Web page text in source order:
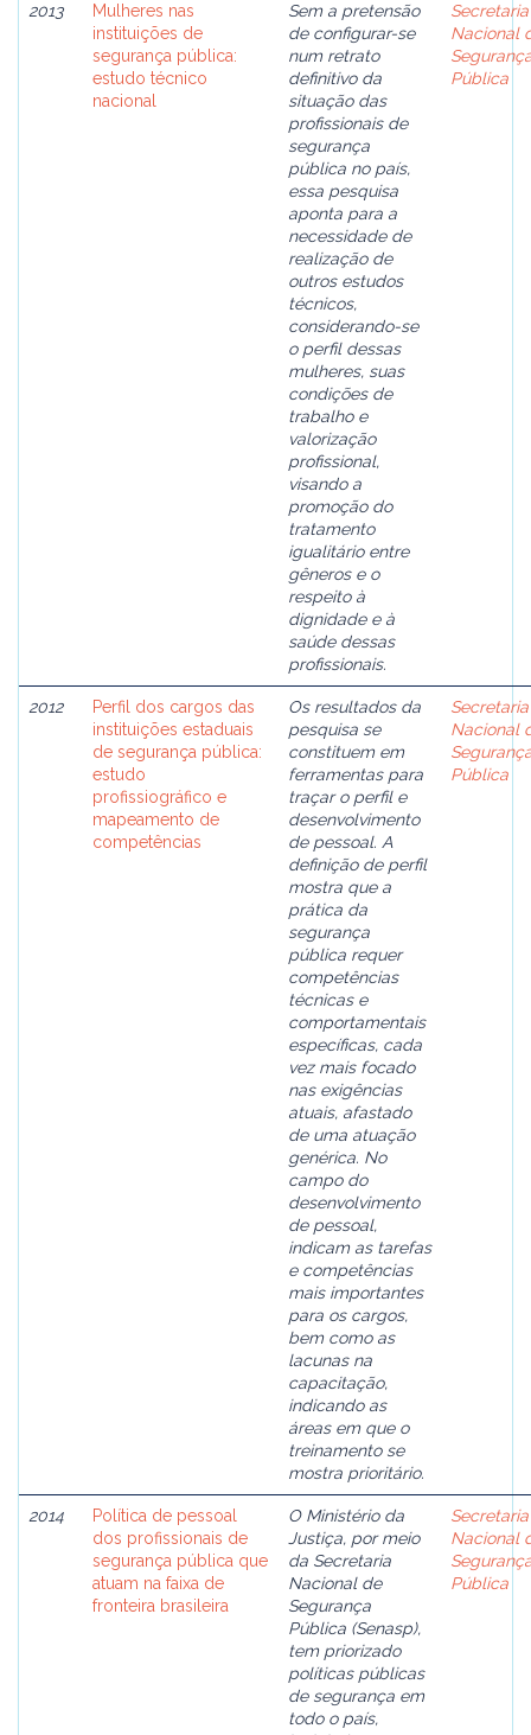
2013
Mulheres nas
instituições de
segurança pública:
estudo técnico
nacional
Sem a pretensão
de configurar-se
num retrato
definitivo da
situação das
profissionais de
segurança
pública no país,
essa pesquisa
aponta para a
necessidade de
realização de
outros estudos
técnicos,
considerando-se
o perfil dessas
mulheres, suas
condições de
trabalho e
valorização
profissional,
visando a
promoção do
tratamento
igualitário entre
gêneros e o
respeito à
dignidade e à
saúde dessas
profissionais.
Secretaria
Nacional
Pública
2012
Perfil dos cargos das
instituições estaduais
de segurança pública:
estudo
profissiográfico e
mapeamento de
competências
Os resultados da
pesquisa se
constituem em
ferramentas para
traçar o perfil e
desenvolvimento
de pessoal. A
definição de perfil
mostra que a
prática da
segurança
pública requer
competências
técnicas e
comportamentais
específicas, cada
vez mais focado
nas exigências
atuais, afastado
de uma atuação
genérica. No
campo do
desenvolvimento
de pessoal,
indicam as tarefas
e competências
mais importantes
para os cargos,
bem como as
lacunas na
capacitação,
indicando as
áreas em que o
treinamento se
mostra prioritário.
Secretaria
Nacional
Pública
2014
Política de pessoal
dos profissionais de
segurança pública que
atuam na faixa de
fronteira brasileira
O Ministério da
Justiça, por meio
da Secretaria
Nacional de
Segurança
Pública (Senasp),
tem priorizado
políticas públicas
de segurança em
todo o país,
Secretaria
Nacional
Pública